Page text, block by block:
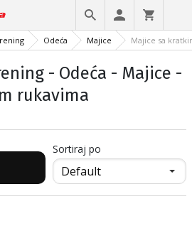
Odeća Majice Majice sa
- Odeća - Majice -
rukavima
Sortiraj po